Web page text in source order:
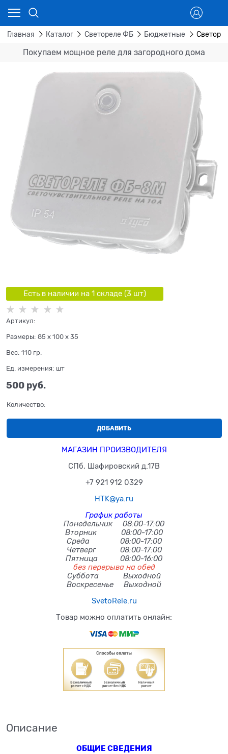
Главная Каталог Светореле ФБ Бюджетные
Покупаем мощное реле для загородного дома
Есть в наличии на 1 складe (3шт)
Артикул:
Размеры: 85 x 100 x 35
Вес: 110 гр.
Ед. измерения: шт
500 руб.
Количество:
ДОБАВИТЬ
МАГАЗИН ПРОИЗВОДИТЕЛЯ
СПб, Шафировский д.17В
+7 921 912 0329
HTK@ya.ru
График работы
Понедельник 08:00-17:00
Вторник 08:00-17:00
Среда 08:00-17:00
Четверг 08:00-17:00
Пятница 08:00-16:00
без перерыва на обед
Суббота Выходной
Воскресенье Выходной
SvetoRele.ru
Товар можно оплатить онлайн:
Описание
ОБЩИЕ СВЕДЕНИЯ